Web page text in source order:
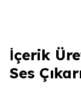
İçerik
Ses